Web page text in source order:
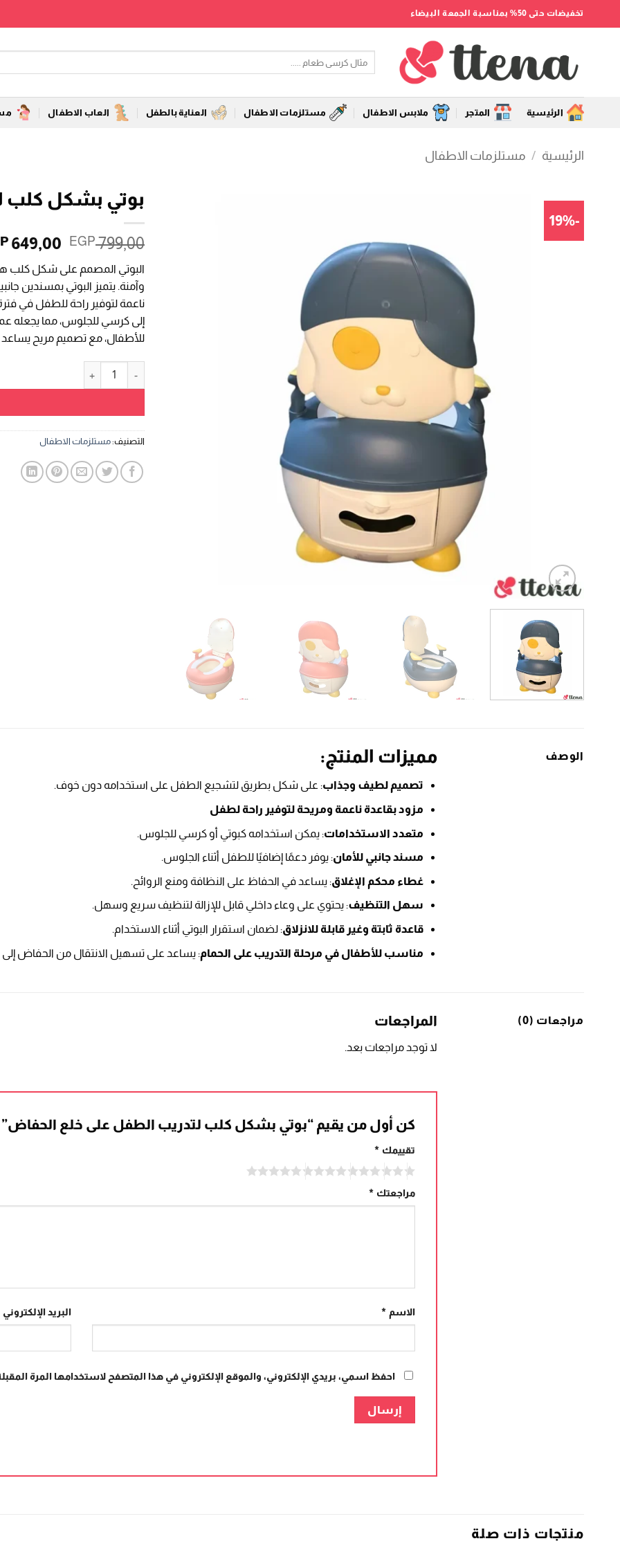
للمحتوى
تخفيضات حتى 50% بمناسبة الجمعة البيضاء
الرئيسية المتجر ملابس الاطفال مستلزمات الاطفال العناية بالطفل العاب الاطفال
الرئيسية / مستلزمات الاطفال
-19%
بوتي بشكل كلب
EGP799,00
السعر
هو:
799,00.
649,00
البوتي المصمم على شكل كلب هو
وآمنة. يتميز البوتي بمسندين
ناعمة لتوفير راحة للطفل في
إلى كرسي للجلوس، مما يجعله
للأطفال، مع تصميم مريح
كمية بوتي بشكل كلب لتدريب
التصنيف:مستلزمات الاطفال
الوصف مميزات المنتج:
تصميم لطيف وجذاب: على شكل بطريق لتشجيع الطفل على استخدامه دون خوف.
مزود بقاعدة ناعمة ومريحة لتوفير راحة لطفل
متعدد الاستخدامات: يمكن استخدامه كبوتي أو كرسي للجلوس.
مسند جانبي للأمان: يوفر دعمًا إضافيًا للطفل أثناء الجلوس.
غطاء محكم الإغلاق: يساعد في الحفاظ على النظافة ومنع الروائح.
سهل التنظيف: يحتوي على وعاء داخلي قابل للإزالة لتنظيف سريع وسهل.
قاعدة ثابتة وغير قابلة للانزلاق: لضمان استقرار البوتي أثناء الاستخدام.
مناسب للأطفال في مرحلة التدريب على الحمام: يساعد على تسهيل الانتقال من الحفاض إلى
مراجعات (0) المراجعات
لا توجد مراجعات بعد.
كن أول من يقيم “بوتي بشكل كلب لتدريب الطفل على خلع الحفاض”
تقييمك *
مراجعتك *
الاسم * البريد الإلكتروني
احفظ اسمي، بريدي الإلكتروني، والموقع الإلكتروني في هذا المتصفح لاستخدامها المرة
منتجات ذات صلة